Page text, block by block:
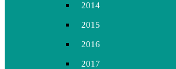
2014
2015
2016
2017